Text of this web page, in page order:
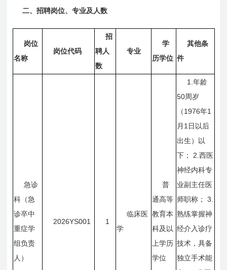
二、招聘岗位、专业及人数
岗位
名称
岗位代码
招
聘人
数
专业
学
历学位
其他条
件
急诊
科（急
诊卒中
重症学
组负责
人）
2026YS001 1
临床医
学
普
通高等
教育本
科及以
上学历
学位
1. 年龄
50周岁
（ 1976年1
月 1 日 以后
出生）以
下；
2. 西医
神经内科专
业副主任医
师职称；
3.
熟练掌握神
经介入诊疗
技术，具备
独立手术能